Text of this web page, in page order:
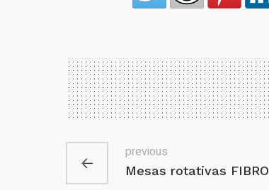
Mesas rotativas FIBRO
previous